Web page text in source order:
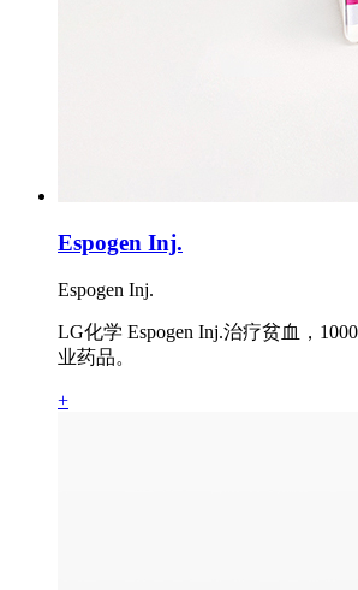
Espogen Inj.
Espogen Inj.
LG化学 Espogen Inj.治疗贫血，
业药品。
+